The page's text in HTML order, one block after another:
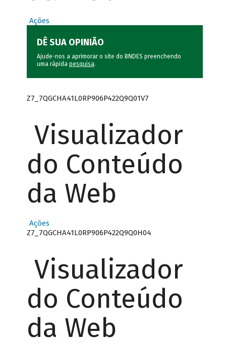
Ações
DÊ SUA OPINIÃO
Ajude-nos a aprimorar o site do BNDES preenchendo
uma rápida pesquisa.
Z7_7QGCHA41L0RP906P422Q9Q01V7
Visualizador
do Conteúdo
da Web
Ações
Z7_7QGCHA41L0RP906P422Q9Q0H04
Visualizador
do Conteúdo
da Web